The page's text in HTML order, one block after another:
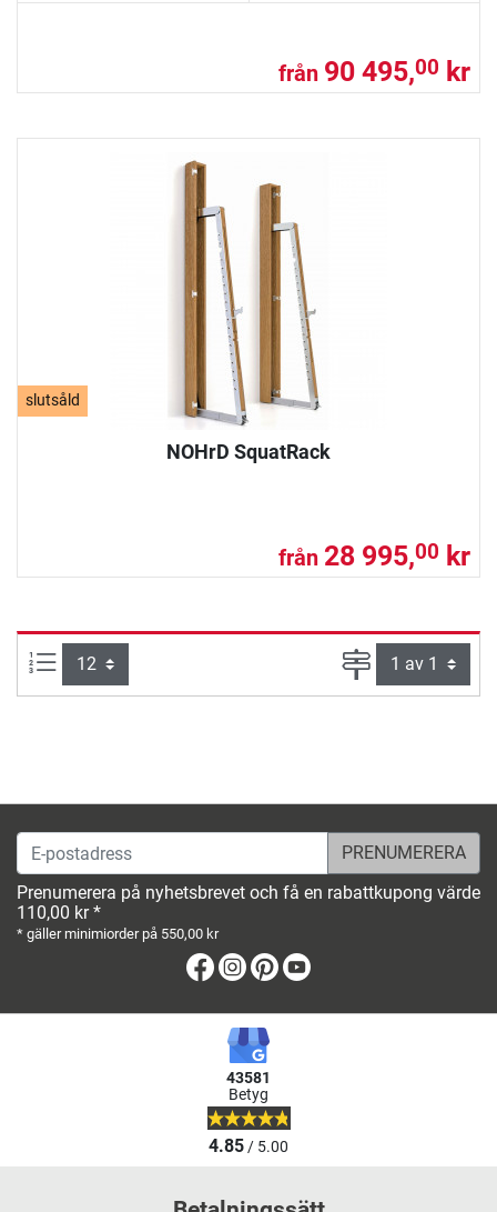
från 90 495,00 kr
slutsåld
NOHrD SquatRack
från 28 995,00 kr
produkter per sida: Sida
E-postadress
Prenumerera på nyhetsbrevet och få en rabattkupong värde
110,00 kr *
* gäller minimiorder på 550,00 kr
Facebook
Instagram
Pinterest
43581
Betyg
4.85/ 5.00